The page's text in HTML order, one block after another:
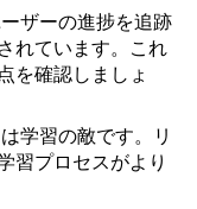
ザーの進捗を追跡
れています。これ
を確認しましょ
学習の敵です。リ
習プロセスがより